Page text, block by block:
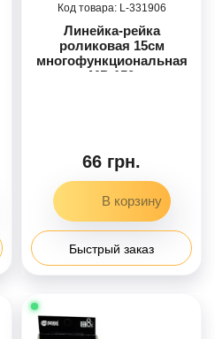
331906
Линейка-рейка
роликовая 15см
многофункциональная
MP-150
66 грн.
Быстрый заказ